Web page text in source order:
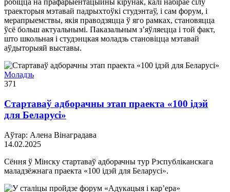
робіцца на прафарыентацыйны кірунак, калі набірае сілу
траекторыя мэтавай падрыхтоўкі студэнтаў, і сам форум, і
мерапрыемствы, якія праводзяцца ў яго рамках, становяцца
ўсё больш актуальнымі. Паказальным з’яўляецца і той факт,
што школьная і студэнцкая моладзь становіцца мэтавай
аўдыторыяй выставы.
Моладзь
371
Стартаваў адборачны этап праекта «100 ідэй
для Беларусі»
Аўтар: Алена Вінаградава
14.02.2025
Сёння ў Мінску стартаваў адборачны тур Рэспубліканскага
маладзёжнага праекта «100 ідэй для Беларусі».